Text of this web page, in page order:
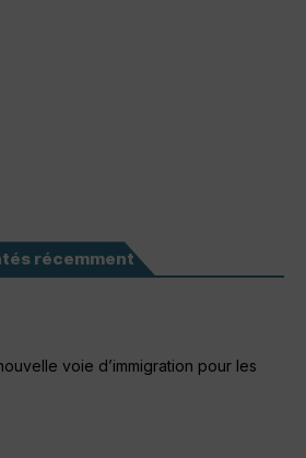
récemment
voie d’immigration pour les